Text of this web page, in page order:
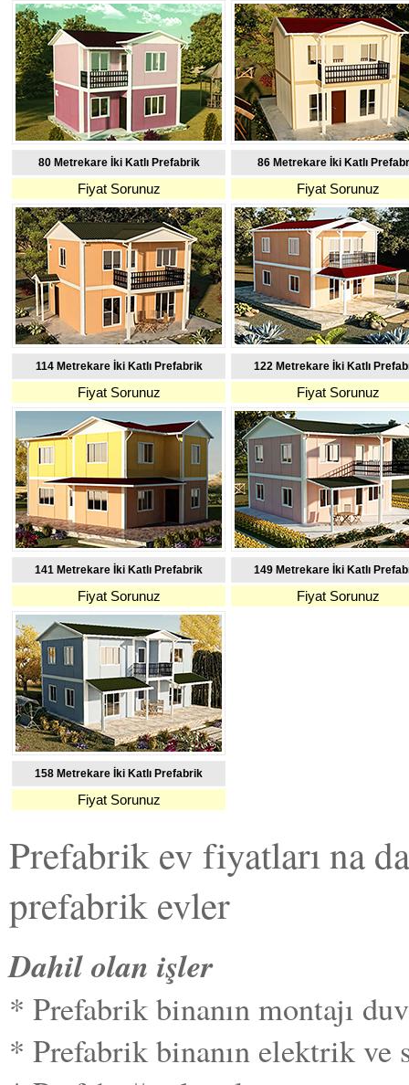
80 Metrekare İki Katlı Prefabrik 86 Metrekare İki Katlı
Fiyat Sorunuz Fiyat Sorunuz
114 Metrekare İki Katlı Prefabrik 122 Metrekare İki Katlı
Fiyat Sorunuz Fiyat Sorunuz
141 Metrekare İki Katlı Prefabrik 149 Metrekare İki Katlı
Fiyat Sorunuz Fiyat Sorunuz
158 Metrekare İki Katlı Prefabrik
Fiyat Sorunuz
Prefabrik ev fiyatları na
prefabrik evler
Dahil olan işler
* Prefabrik binanın montajı
* Prefabrik binanın elektrik ve